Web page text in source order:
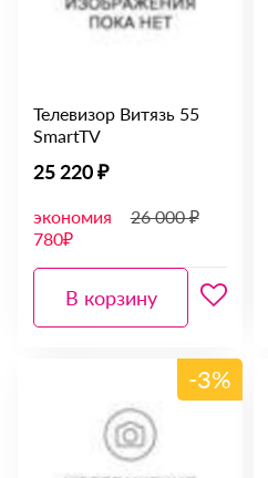
Телевизор Витязь 55
SmartTV
25 220 ₽
экономия
780₽
26 000 ₽
В корзину
-3%